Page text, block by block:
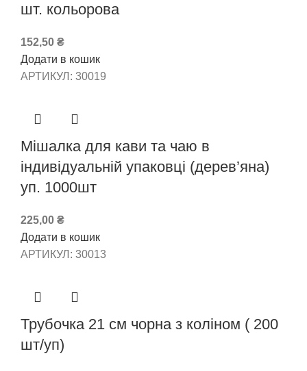
шт. кольорова
152,50 ₴
Додати в кошик
АРТИКУЛ: 30019
Мішалка для кави та чаю в
індивідуальній упаковці (дерев’яна)
уп. 1000шт
225,00 ₴
Додати в кошик
АРТИКУЛ: 30013
Трубочка 21 см чорна з коліном ( 200
шт/уп)